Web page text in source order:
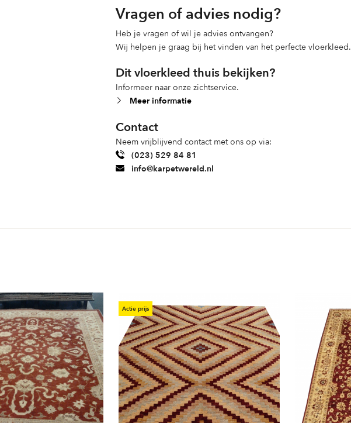
Vragen of advies nodig?
Heb je vragen of wil je advies ontvangen?
Wij helpen je graag bij het vinden van het perfecte vloerkleed.
Dit vloerkleed thuis bekijken?
Informeer naar onze zichtservice.
Meer informatie
Contact
Neem vrijblijvend contact met ons op via:
(023) 529 84 81
info@karpetwereld.nl
Actie prijs